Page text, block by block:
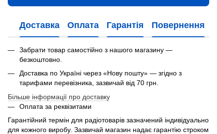
Доставка Оплата Гарантія Повернення
Забрати товар самостійно з нашого магазину —
безкоштовно.
Доставка по Україні через «Нову пошту» — згідно з
тарифами перевізника, зазвичай від 70 грн.
Більше інформації про доставку
Оплата за реквізитами
Гарантійний термін для радіотоварів зазначений індивідуально
для кожного виробу. Зазвичай магазин надає гарантію строком